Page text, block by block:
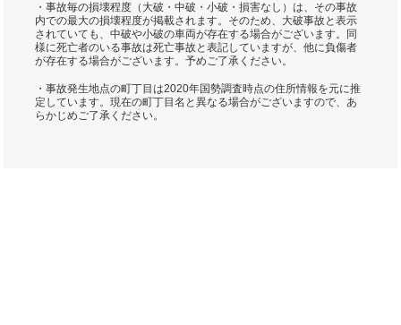
・事故毎の損壊程度（大破・中破・小破・損害なし）は、その事故
内での最大の損壊程度が掲載されます。そのため、大破事故と表示
されていても、中破や小破の車両が存在する場合がございます。同
様に死亡者のいる事故は死亡事故と表記していますが、他に負傷者
が存在する場合がございます。予めご了承ください。
・事故発生地点の町丁目は2020年国勢調査時点の住所情報を元に推
定しています。現在の町丁目名と異なる場合がございますので、あ
らかじめご了承ください。